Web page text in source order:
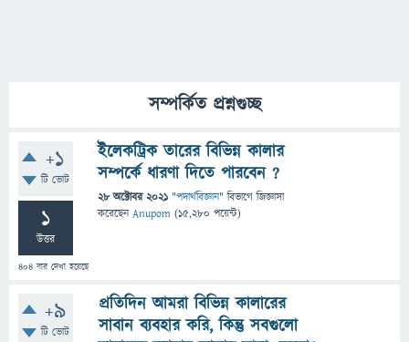
সম্পর্কিত প্রশ্নগুচ্ছ
+1
টি ভোট
1
উত্তর
404 বার দেখা হয়েছে
ইলেকট্রিক তারের বিভিন্ন কালার
সম্পর্কে ধারণা দিতে পারবেন ?
28 অক্টোবর 2021 "পদার্থবিজ্ঞান" বিভাগে জিজ্ঞাসা
করেছেনAnupom (15,280 পয়েন্ট)
+9
টি ভোট
প্রতিদিন আমরা বিভিন্ন কালারের
সাবান ব্যবহার করি, কিন্তু সবগুলো